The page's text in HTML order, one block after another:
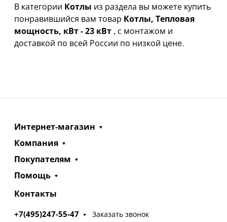
В категории Котлы из раздела вы можете купить
понравившийся вам товар Котлы, Тепловая
мощность, кВт - 23 кВт , с монтажом и
доставкой по всей России по низкой цене.
Интернет-магазин
Компания
Покупателям
Помощь
Контакты
+7(495)247-55-47 Заказать звонок